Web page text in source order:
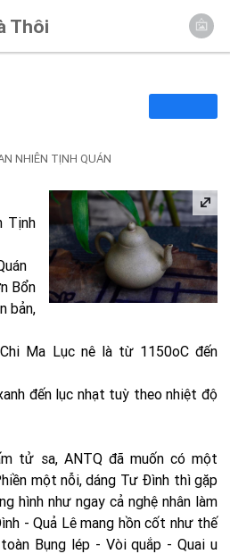
Thôi
NHIÊN TỊNH QUÁN
Tịnh
Bổn
bản,
Ma Lục nê là từ 1150oC đến
đến lục nhạt tuỳ theo nhiệt độ
tử sa, ANTQ đã muốn có một
một nỗi, dáng Tư Đình thì gặp
hình như ngay cả nghệ nhân làm
- Quả Lê mang hồn cốt như thế
Bụng lép - Vòi quắp - Quai u